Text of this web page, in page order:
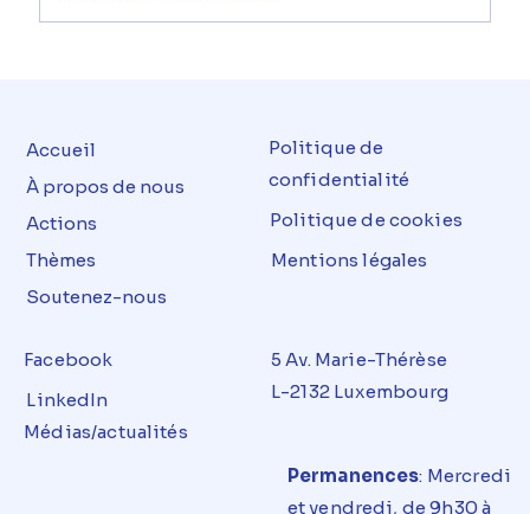
Accueil
À propos de nous
Actions
Thèmes
Soutenez-nous
Politique de
confidentialité
Politique de cookies
Mentions légales
Facebook
LinkedIn
Médias/actualités
5 Av. Marie-Thérèse
L-2132 Luxembourg
Permanences: Mercredi
etvendredi, de 9h30 à